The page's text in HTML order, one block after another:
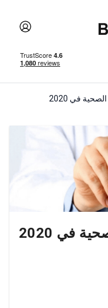
في 2020
في 2020